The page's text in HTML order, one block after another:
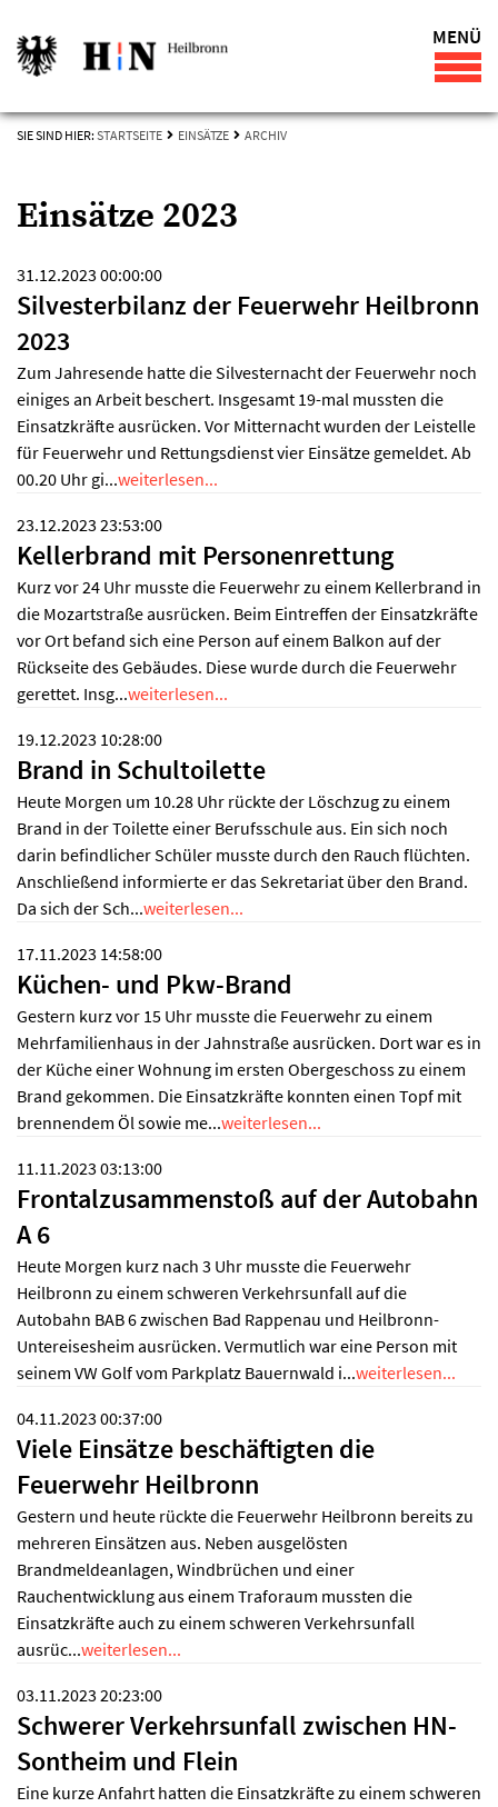
MENÜ
SIE SIND HIER: STARTSEITE EINSÄTZE ARCHIV
Einsätze 2023
31.12.2023 00:00:00
Silvesterbilanz der Feuerwehr Heilbronn
2023
Zum Jahresende hatte die Silvesternacht der Feuerwehr noch
einiges an Arbeit beschert. Insgesamt 19-mal mussten die
Einsatzkräfte ausrücken. Vor Mitternacht wurden der Leistelle
für Feuerwehr und Rettungsdienst vier Einsätze gemeldet. Ab
00.20 Uhr gi...weiterlesen...
23.12.2023 23:53:00
Kellerbrand mit Personenrettung
Kurz vor 24 Uhr musste die Feuerwehr zu einem Kellerbrand in
die Mozartstraße ausrücken. Beim Eintreffen der Einsatzkräfte
vor Ort befand sich eine Person auf einem Balkon auf der
Rückseite des Gebäudes. Diese wurde durch die Feuerwehr
gerettet. Insg...weiterlesen...
19.12.2023 10:28:00
Brand in Schultoilette
Heute Morgen um 10.28 Uhr rückte der Löschzug zu einem
Brand in der Toilette einer Berufsschule aus. Ein sich noch
darin befindlicher Schüler musste durch den Rauch flüchten.
Anschließend informierte er das Sekretariat über den Brand.
Da sich der Sch...weiterlesen...
17.11.2023 14:58:00
Küchen- und Pkw-Brand
Gestern kurz vor 15 Uhr musste die Feuerwehr zu einem
Mehrfamilienhaus in der Jahnstraße ausrücken. Dort war es in
der Küche einer Wohnung im ersten Obergeschoss zu einem
Brand gekommen. Die Einsatzkräfte konnten einen Topf mit
brennendem Öl sowie me...weiterlesen...
11.11.2023 03:13:00
Frontalzusammenstoß auf der Autobahn
A 6
Heute Morgen kurz nach 3 Uhr musste die Feuerwehr
Heilbronn zu einem schweren Verkehrsunfall auf die
Autobahn BAB 6 zwischen Bad Rappenau und Heilbronn-
Untereisesheim ausrücken. Vermutlich war eine Person mit
seinem VW Golf vom Parkplatz Bauernwald i...weiterlesen...
04.11.2023 00:37:00
Viele Einsätze beschäftigten die
Feuerwehr Heilbronn
Gestern und heute rückte die Feuerwehr Heilbronn bereits zu
mehreren Einsätzen aus. Neben ausgelösten
Brandmeldeanlagen, Windbrüchen und einer
Rauchentwicklung aus einem Traforaum mussten die
Einsatzkräfte auch zu einem schweren Verkehrsunfall
ausrüc...weiterlesen...
03.11.2023 20:23:00
Schwerer Verkehrsunfall zwischen HN-
Sontheim und Flein
Eine kurze Anfahrt hatten die Einsatzkräfte zu einem schweren